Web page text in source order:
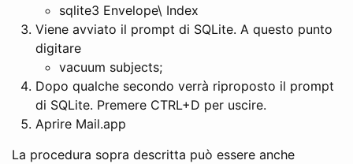
sqlite3 Envelope\ Index
Viene avviato il prompt di SQLite. A questo punto
digitare
vacuum subjects;
Dopo qualche secondo verrà riproposto il prompt
di SQLite. Premere CTRL+D per uscire.
Aprire Mail.app
La procedura sopra descritta può essere anche